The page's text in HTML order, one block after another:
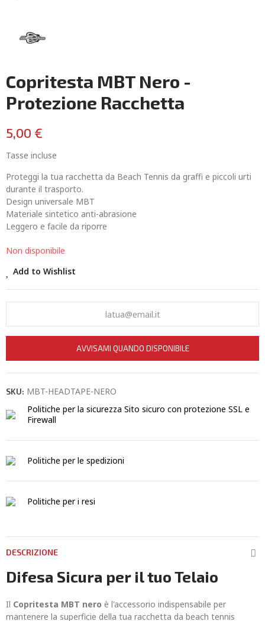
Copritesta MBT Nero -
Protezione Racchetta
5,00 €
Tasse incluse
Proteggi la tua racchetta da Beach Tennis da graffi e piccoli urti
durante il trasporto.
Design universale MBT
Materiale sintetico anti-abrasione
Leggero e facile da riporre
Non disponibile
Add to Wishlist
AVVISAMI QUANDO DISPONIBILE
SKU: MBT-HEADTAPE-NERO
Politiche per la sicurezza Sito sicuro con protezione SSL e
Firewall
Politiche per le spedizioni
Politiche per i resi
DESCRIZIONE
Difesa Sicura per il tuo Telaio
Il Copritesta MBT nero è l'accessorio indispensabile per
mantenere la superficie della tua racchetta da beach tennis